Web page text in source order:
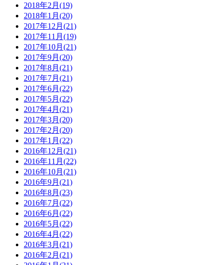
2018年2月(19)
2018年1月(20)
2017年12月(21)
2017年11月(19)
2017年10月(21)
2017年9月(20)
2017年8月(21)
2017年7月(21)
2017年6月(22)
2017年5月(22)
2017年4月(21)
2017年3月(20)
2017年2月(20)
2017年1月(22)
2016年12月(21)
2016年11月(22)
2016年10月(21)
2016年9月(21)
2016年8月(23)
2016年7月(22)
2016年6月(22)
2016年5月(22)
2016年4月(22)
2016年3月(21)
2016年2月(21)